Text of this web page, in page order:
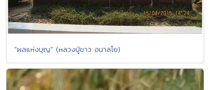
"ผลแห่งบุญ" (หลวงปู่ขาว อนาลโย)